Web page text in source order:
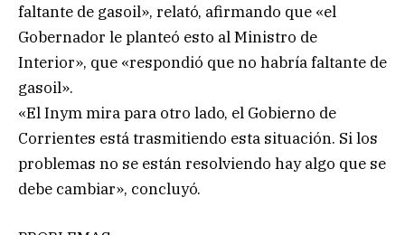
faltante de gasoil», relató, afirmando que «el
Gobernador le planteó esto al Ministro de
Interior», que «respondió que no habría faltante de
gasoil».
«El Inym mira para otro lado, el Gobierno de
Corrientes está trasmitiendo esta situación. Si los
problemas no se están resolviendo hay algo que se
debe cambiar», concluyó.